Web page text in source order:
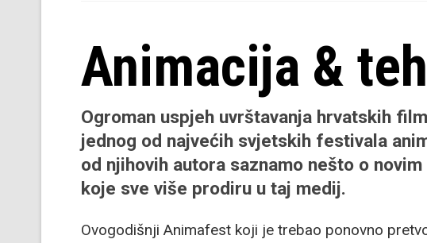
Animacija &
Ogroman uspjeh uvrštavanja hrvatskih
jednog od najvećih svjetskih festivala
od njihovih autora saznamo nešto o
koje sve više prodiru u taj medij.
Ovogodišnji Animafest koji je trebao ponovno